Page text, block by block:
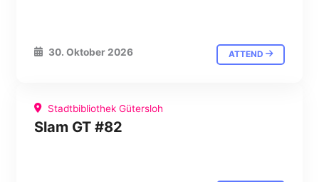
30. Oktober 2026 ATTEND
Stadtbibliothek Gütersloh
Slam GT #82